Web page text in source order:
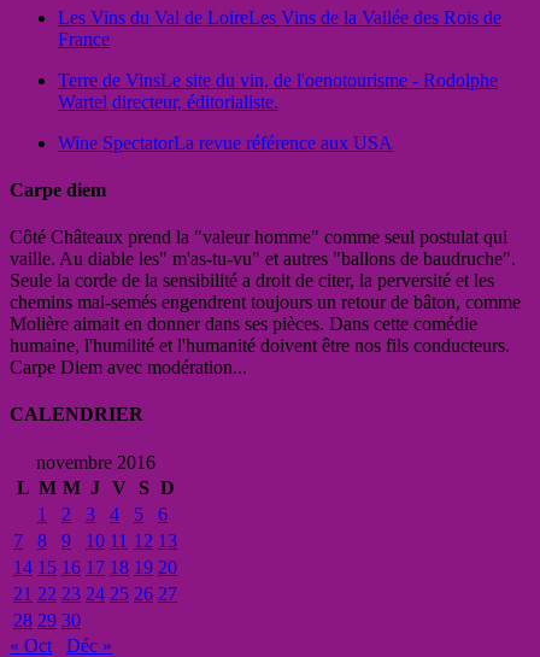
Les Vins du Val de LoireLes Vins de la Vallée des Rois de
France
Terre de VinsLe site du vin, de l'oenotourisme - Rodolphe
Wartel directeur, éditorialiste.
Wine SpectatorLa revue référence aux USA
Carpe diem
Côté Châteaux prend la "valeur homme" comme seul postulat qui
vaille. Au diable les" m'as-tu-vu" et autres "ballons de baudruche".
Seule la corde de la sensibilité a droit de citer, la perversité et les
chemins mal-semés engendrent toujours un retour de bâton, comme
Molière aimait en donner dans ses pièces. Dans cette comédie
humaine, l'humilité et l'humanité doivent être nos fils conducteurs.
Carpe Diem avec modération...
CALENDRIER
novembre 2016
L M M J V S D
1
2 3 4 5
6
7
8 9 10 11 12 13
14 15 16 17 18 19 20
21 22 23 24 25 26 27
28 29 30
« Oct
Déc »